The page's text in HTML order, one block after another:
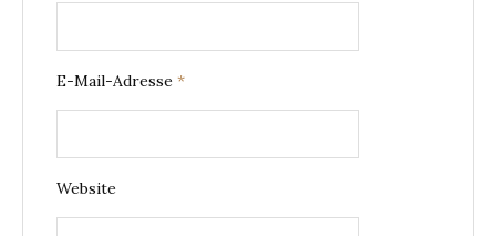
E-Mail-Adresse *
Website